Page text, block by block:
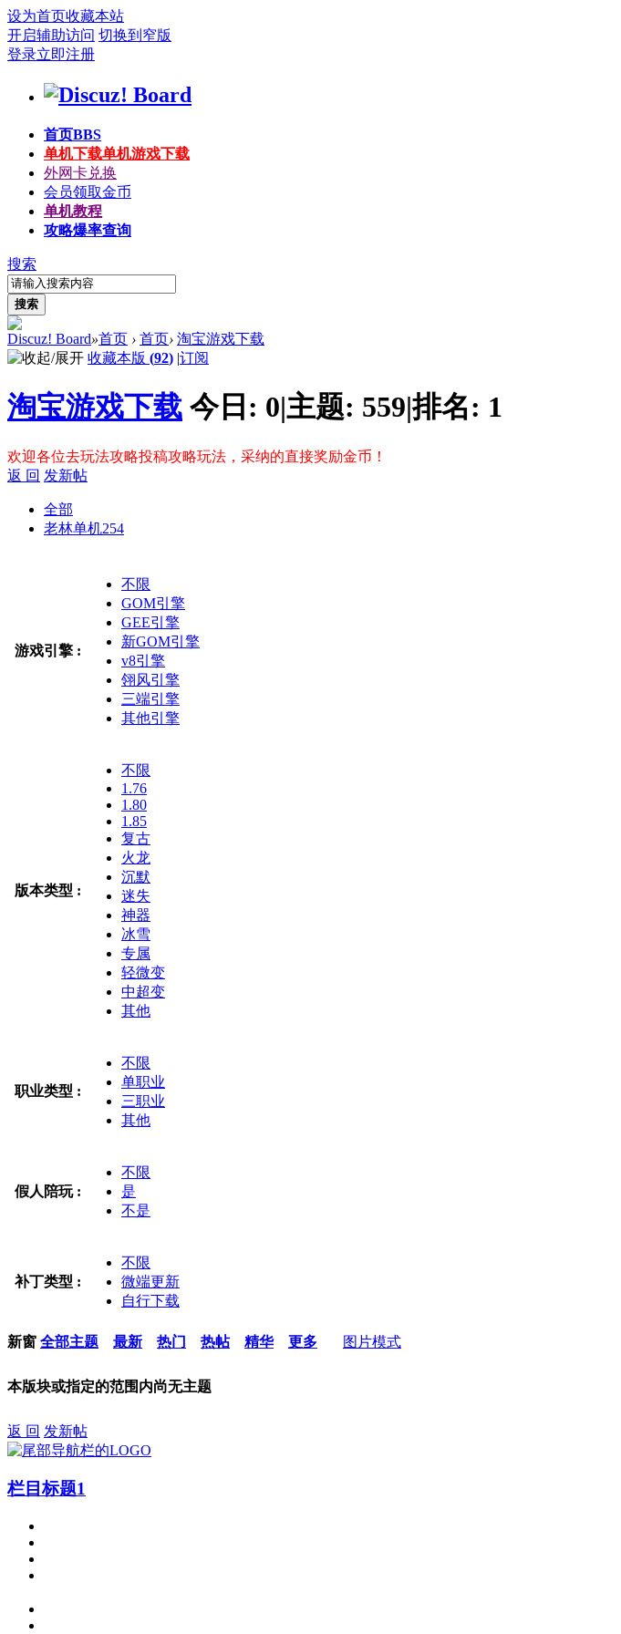
设为首页收藏本站
开启辅助访问 切换到窄版
登录立即注册
首页BBS
单机下载单机游戏下载
外网卡兑换
会员领取金币
单机教程
攻略爆率查询
搜索
搜索
Discuz! Board»首页 › 首页› 淘宝游戏下载
收藏本版 (92) |订阅
淘宝游戏下载 今日: 0|主题: 559|排名: 1
欢迎各位去玩法攻略投稿攻略玩法，采纳的直接奖励金币！
返 回 发新帖
全部
老林单机254
游戏引擎 :
不限
GOM引擎
GEE引擎
新GOM引擎
v8引擎
翎风引擎
三端引擎
其他引擎
版本类型 :
不限
1.76
1.80
1.85
复古
火龙
沉默
迷失
神器
冰雪
专属
轻微变
中超变
其他
职业类型 :
不限
单职业
三职业
其他
假人陪玩 :
不限
是
不是
补丁类型 :
不限
微端更新
自行下载
新窗 全部主题 最新 热门 热帖 精华 更多 图片模式
本版块或指定的范围内尚无主题
返 回 发新帖
栏目标题1